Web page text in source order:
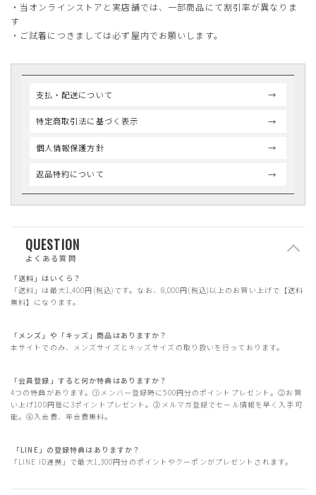
・当オンラインストアと実店舗では、一部商品にて割引率が異なりま
す
・ご試着につきましては必ず屋内でお願いします。
支払・配送について
特定商取引法に基づく表示
個人情報保護方針
返品特約について
QUESTION
よくある質問
「送料」はいくら？
「送料」は最大1,400円(税込)です。なお、8,000円(税込)以上のお買い上げで【送料
無料】になります。
「メンズ」や「キッズ」商品はありますか？
本サイトでのみ、メンズサイズとキッズサイズの取り扱いを行っております。
「会員登録」すると何か特典はありますか？
4つの特典があります。①メンバー登録時に500円分のポイントプレゼント。②お買
い上げ100円毎に3ポイントプレゼント。③メルマガ登録でセール情報を早く入手可
能。④入会費、年会費無料。
「LINE」の登録特典はありますか？
「LINE ID連携」で最大1,300円分のポイントやクーポンがプレゼントされます。